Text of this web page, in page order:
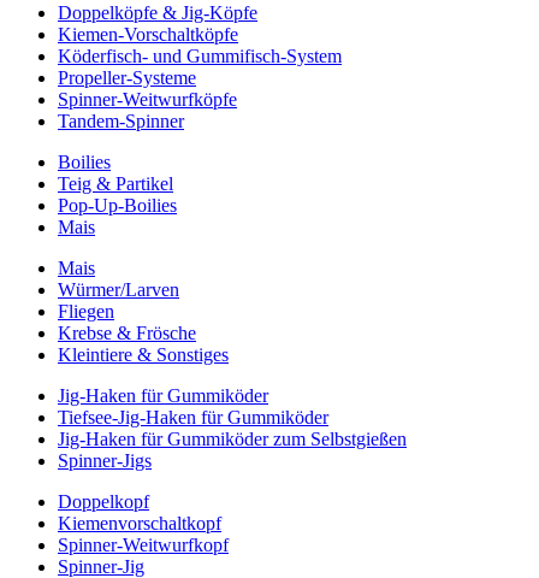
Doppelköpfe & Jig-Köpfe
Kiemen-Vorschaltköpfe
Köderfisch- und Gummifisch-System
Propeller-Systeme
Spinner-Weitwurfköpfe
Tandem-Spinner
Boilies
Teig & Partikel
Pop-Up-Boilies
Mais
Mais
Würmer/Larven
Fliegen
Krebse & Frösche
Kleintiere & Sonstiges
Jig-Haken für Gummiköder
Tiefsee-Jig-Haken für Gummiköder
Jig-Haken für Gummiköder zum Selbstgießen
Spinner-Jigs
Doppelkopf
Kiemenvorschaltkopf
Spinner-Weitwurfkopf
Spinner-Jig